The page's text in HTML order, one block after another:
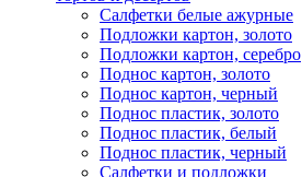
Салфетки белые ажурные
Подложки картон, золото
Подложки картон, серебро
Поднос картон, золото
Поднос картон, черный
Поднос пластик, золото
Поднос пластик, белый
Поднос пластик, черный
Салфетки и подложки